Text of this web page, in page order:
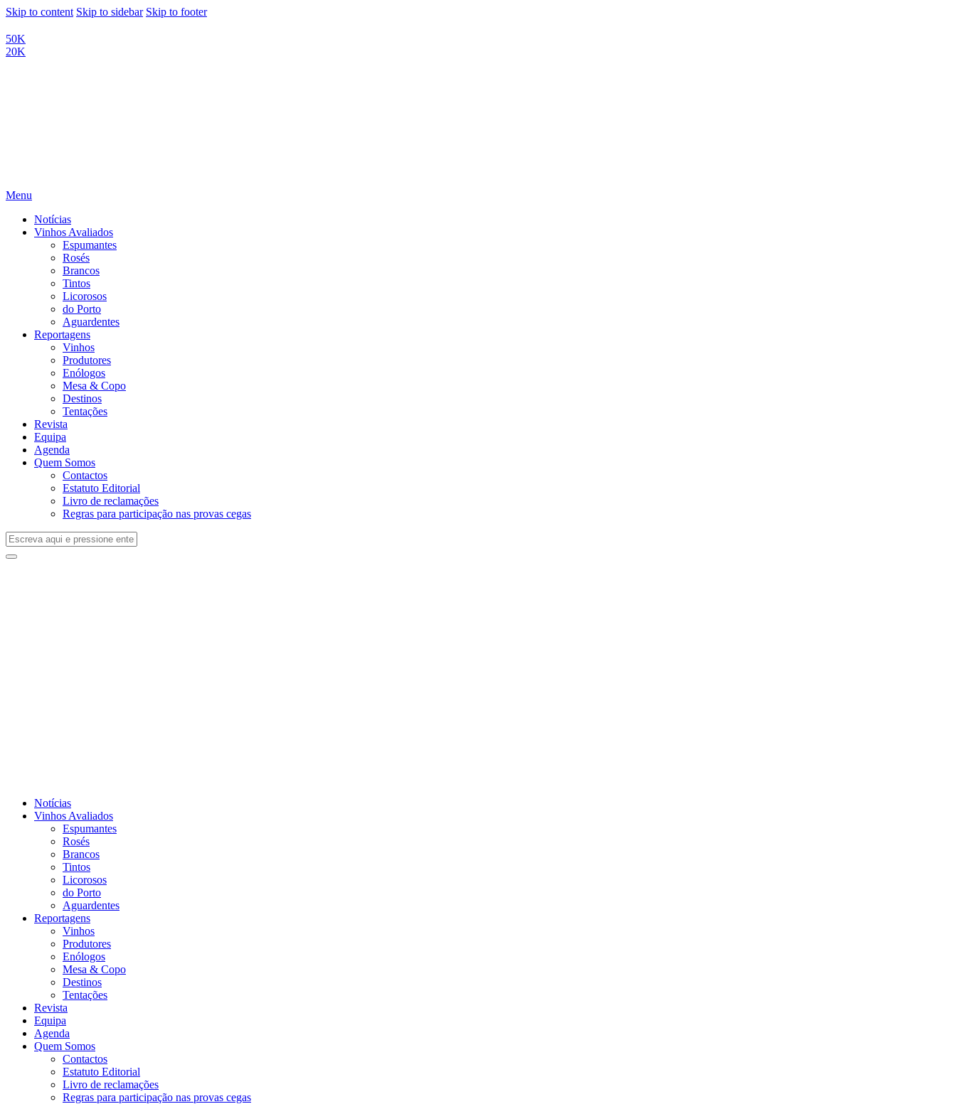
Skip to content Skip to sidebar Skip to footer
50K
20K
Menu
Notícias
Vinhos Avaliados
Espumantes
Rosés
Brancos
Tintos
Licorosos
do Porto
Aguardentes
Reportagens
Vinhos
Produtores
Enólogos
Mesa & Copo
Destinos
Tentações
Revista
Equipa
Agenda
Quem Somos
Contactos
Estatuto Editorial
Livro de reclamações
Regras para participação nas provas cegas
Notícias
Vinhos Avaliados
Espumantes
Rosés
Brancos
Tintos
Licorosos
do Porto
Aguardentes
Reportagens
Vinhos
Produtores
Enólogos
Mesa & Copo
Destinos
Tentações
Revista
Equipa
Agenda
Quem Somos
Contactos
Estatuto Editorial
Livro de reclamações
Regras para participação nas provas cegas